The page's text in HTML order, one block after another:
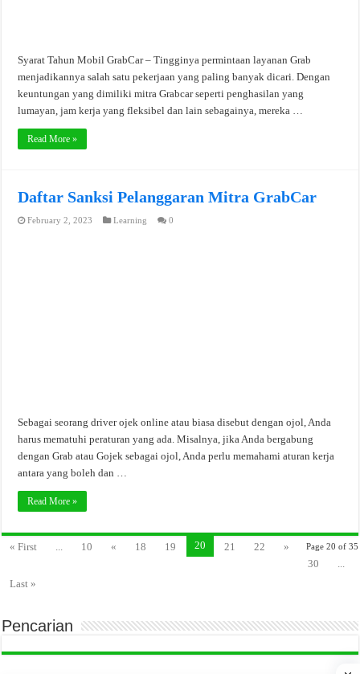
Syarat Tahun Mobil GrabCar – Tingginya permintaan layanan Grab
menjadikannya salah satu pekerjaan yang paling banyak dicari. Dengan
keuntungan yang dimiliki mitra Grabcar seperti penghasilan yang
lumayan, jam kerja yang fleksibel dan lain sebagainya, mereka …
Read More »
Daftar Sanksi Pelanggaran Mitra GrabCar
February 2, 2023 Learning 0
Sebagai seorang driver ojek online atau biasa disebut dengan ojol, Anda
harus mematuhi peraturan yang ada. Misalnya, jika Anda bergabung
dengan Grab atau Gojek sebagai ojol, Anda perlu memahami aturan kerja
antara yang boleh dan …
Read More »
Page 20 of 35
« First 10 « 18 19 20 21 22
»
30
Last »
Pencarian